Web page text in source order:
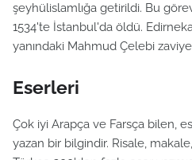
şeyhülislamlığa getirildi. Bu
1534'te İstanbul'da öldü.
yanındaki Mahmud Çelebi
Eserleri
Çok iyi Arapça ve Farsça bilen,
yazan bir bilgindir. Risale,